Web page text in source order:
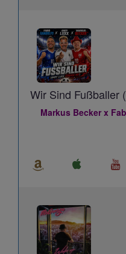
Wir Sind Fußballer
Markus Becker x